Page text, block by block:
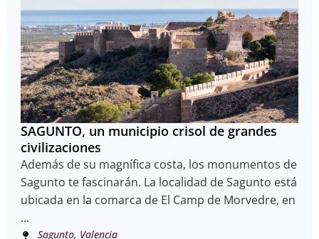
SAGUNTO, un municipio crisol de grandes
civilizaciones
Además de su magnífica costa, los monumentos de
Sagunto te fascinarán. La localidad de Sagunto está
ubicada en la comarca de El Camp de Morvedre, en
...
Sagunto, Valencia